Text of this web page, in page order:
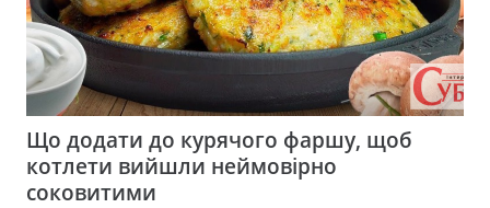
Що додати до курячого фаршу, щоб
котлети вийшли неймовірно
соковитими